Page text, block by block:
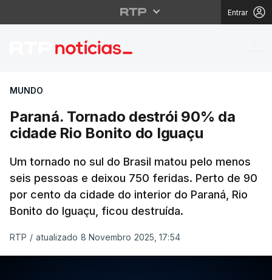
Entrar
Paraná. Tornado
MUNDO
Paraná. Tornado destrói 90% da
cidade Rio Bonito do Iguaçu
Um tornado no sul do Brasil matou pelo menos
seis pessoas e deixou 750 feridas. Perto de 90
por cento da cidade do interior do Paraná, Rio
Bonito do Iguaçu, ficou destruída.
RTP / atualizado 8 Novembro 2025, 17:54